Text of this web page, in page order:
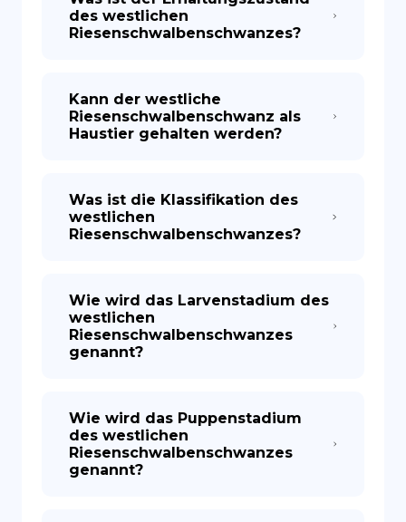
des westlichen
Riesenschwalbenschwanzes?
Kann der westliche
Riesenschwalbenschwanz als
Haustier gehalten werden?
Was ist die Klassifikation des
westlichen
Riesenschwalbenschwanzes?
Wie wird das Larvenstadium des
westlichen
Riesenschwalbenschwanzes
genannt?
Wie wird das Puppenstadium
des westlichen
Riesenschwalbenschwanzes
genannt?